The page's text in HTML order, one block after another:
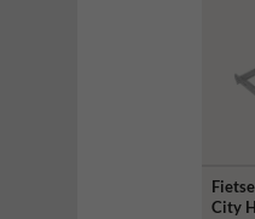
City